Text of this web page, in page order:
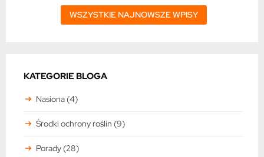
WSZYSTKIE NAJNOWSZE WPISY
KATEGORIE BLOGA
Nasiona (4)
Środki ochrony roślin (9)
Porady (28)